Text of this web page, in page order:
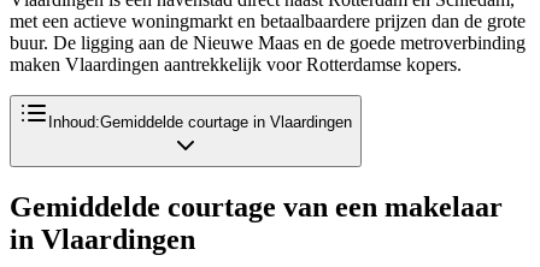
met een actieve woningmarkt en betaalbaardere prijzen dan de grote
buur. De ligging aan de Nieuwe Maas en de goede metroverbinding
maken Vlaardingen aantrekkelijk voor Rotterdamse kopers.
Inhoud:Gemiddelde courtage in Vlaardingen
Gemiddelde courtage van een makelaar
in Vlaardingen